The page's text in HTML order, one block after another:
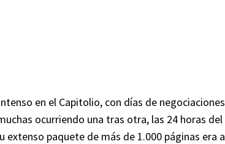
en el Capitolio, con días de
ocurriendo una tras otra, las 24 horas del
extenso paquete de más de 1.000 páginas era